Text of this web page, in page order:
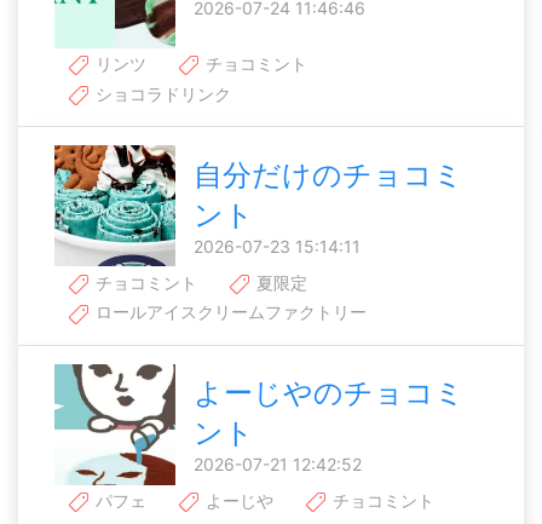
2026-07-24 11:46:46
リンツ
チョコミント
ショコラドリンク
自分だけのチョコミ
ント
2026-07-23 15:14:11
チョコミント
夏限定
ロールアイスクリームファクトリー
よーじやのチョコミ
ント
2026-07-21 12:42:52
パフェ
よーじや チョコミント